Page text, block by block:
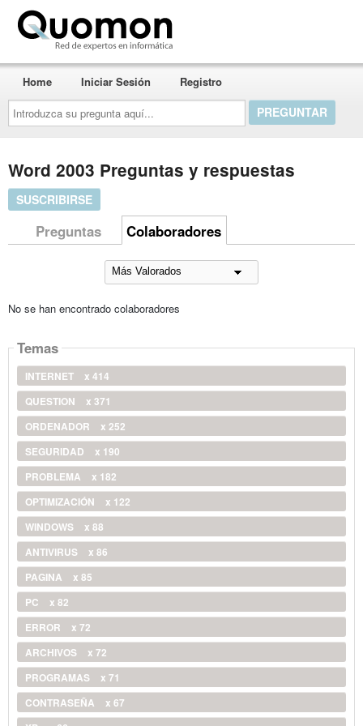
Introduzca
su
pregunta
aquí...
Home Iniciar Sesión Registro
Word 2003 Preguntas y respuestas
SUSCRIBIRSE
Preguntas Colaboradores
No se han encontrado colaboradores
Temas
INTERNET
x 414
QUESTION
x 371
ORDENADOR
x 252
SEGURIDAD
x 190
PROBLEMA
x 182
OPTIMIZACIÓN
x 122
WINDOWS
x 88
ANTIVIRUS
x 86
PAGINA
x 85
PC
x 82
ERROR
x 72
ARCHIVOS
x 72
PROGRAMAS
x 71
CONTRASEÑA
x 67